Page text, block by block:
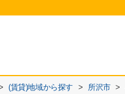
(賃貸)地域から探す > 所沢市 >